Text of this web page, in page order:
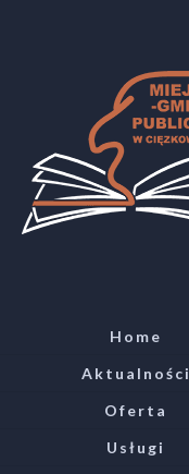
Home
Aktualności
Oferta
Usługi